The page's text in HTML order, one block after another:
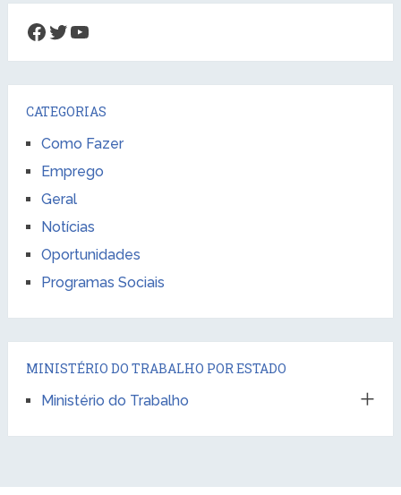
Facebook
Twitter
Youtube
CATEGORIAS
Como Fazer
Emprego
Geral
Notícias
Oportunidades
Programas Sociais
MINISTÉRIO DO TRABALHO POR ESTADO
Ministério do Trabalho